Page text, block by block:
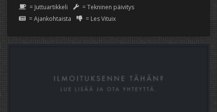
= Juttuartikkeli
= Tekninen päivitys
= Ajankohtaista
= Les Vituix